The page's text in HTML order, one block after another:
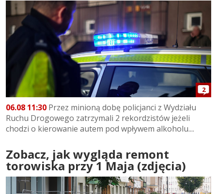
2
06.08 11:30 Przez minioną dobę policjanci z Wydziału
Ruchu Drogowego zatrzymali 2 rekordzistów jeżeli
chodzi o kierowanie autem pod wpływem alkoholu....
Zobacz, jak wygląda remont
torowiska przy 1 Maja (zdjęcia)